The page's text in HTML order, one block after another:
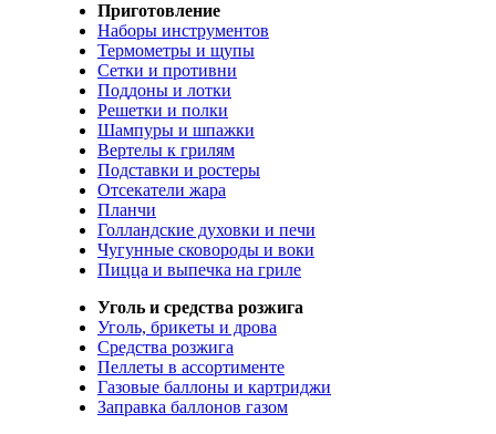
Приготовление
Наборы инструментов
Термометры и щупы
Сетки и противни
Поддоны и лотки
Решетки и полки
Шампуры и шпажки
Вертелы к грилям
Подставки и ростеры
Отсекатели жара
Планчи
Голландские духовки и печи
Чугунные сковороды и воки
Пицца и выпечка на гриле
Уголь и средства розжига
Уголь, брикеты и дрова
Средства розжига
Пеллеты в ассортименте
Газовые баллоны и картриджи
Заправка баллонов газом